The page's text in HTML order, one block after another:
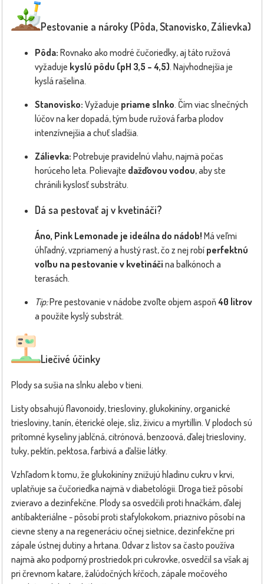
Pestovanie a nároky (Pôda, Stanovisko, Zálievka)
Pôda: Rovnako ako modré čučoriedky, aj táto ružová
vyžaduje kyslú pôdu (pH 3,5 – 4,5). Najvhodnejšia je
kyslá rašelina.
Stanovisko: Vyžaduje priame slnko. Čím viac slnečných
lúčov na ker dopadá, tým bude ružová farba plodov
intenzívnejšia a chuť sladšia.
Zálievka: Potrebuje pravidelnú vlahu, najmä počas
horúceho leta. Polievajte dažďovou vodou, aby ste
chránili kyslosť substrátu.
Dá sa pestovať aj v kvetináči?
Áno, Pink Lemonade je ideálna do nádob! Má veľmi
úhľadný, vzpriamený a hustý rast, čo z nej robí perfektnú
voľbu na pestovanie v kvetináči na balkónoch a
terasách.
Tip:Pre pestovanie v nádobe zvoľte objem aspoň40 litrov
a použite kyslý substrát.
Liečivé účinky
Plody sa sušia na slnku alebo v tieni.
Listy obsahujú flavonoidy, triesloviny, glukokiníny, organické
triesloviny, tanín, éterické oleje, sliz, živicu a myrtillin. V plodoch sú
prítomné kyseliny jablčná, citrónová, benzoová, ďalej triesloviny,
tuky, pektín, pektosa, farbivá a ďalšie látky.
Vzhľadom k tomu, že glukokiníny znižujú hladinu cukru v krvi,
uplatňuje sa čučoriedka najmä v diabetológii. Droga tiež pôsobí
zvieravo a dezinfekčne. Plody sa osvedčili proti hnačkám, ďalej
antibakteriálne - pôsobí proti stafylokokom, priaznivo pôsobí na
cievne steny a na regeneráciu očnej sietnice, dezinfekčne pri
zápale ústnej dutiny a hrtana. Odvar z listov sa často používa
najmä ako podporný prostriedok pri cukrovke, osvedčil sa však aj
pri črevnom katare, žalúdočných kŕčoch, zápale močového